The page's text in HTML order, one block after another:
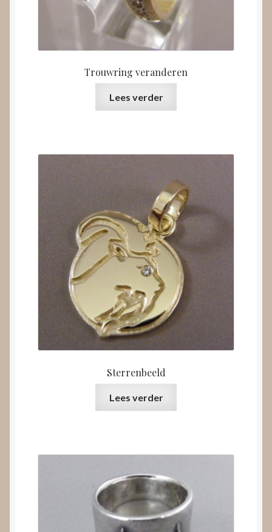
Trouwring veranderen
Lees verder
Sterrenbeeld
Lees verder